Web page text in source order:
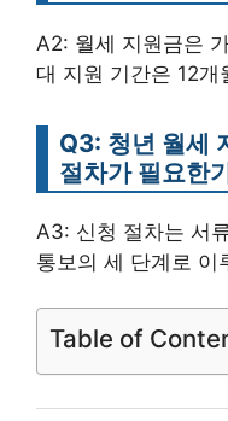
A2: 월세 지원금은
대 지원 기간은 12개
Q3: 청년 월세
절차가 필요한
A3: 신청 절차는 서
통보의 세 단계로 이
Table of